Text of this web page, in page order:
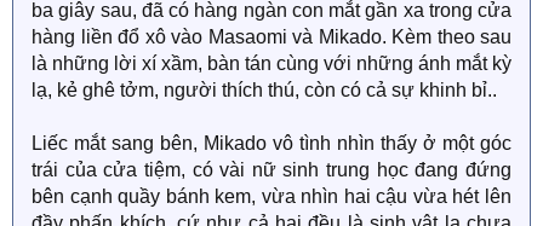
ba giây sau, đã có hàng ngàn con mắt gần xa trong cửa
hàng liền đổ xô vào Masaomi và Mikado. Kèm theo sau
là những lời xí xầm, bàn tán cùng với những ánh mắt kỳ
lạ, kẻ ghê tởm, người thích thú, còn có cả sự khinh bỉ..
Liếc mắt sang bên, Mikado vô tình nhìn thấy ở một góc
trái của cửa tiệm, có vài nữ sinh trung học đang đứng
bên cạnh quầy bánh kem, vừa nhìn hai cậu vừa hét lên